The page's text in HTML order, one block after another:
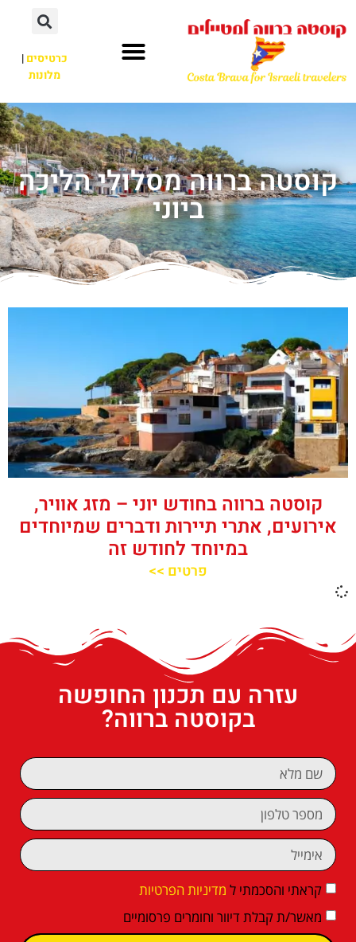
כרטיסים|
מלונות
קוסטה ברווה מסלולי הליכה
ביוני
קוסטה ברווה בחודש יוני – מזג אוויר,
אירועים, אתרי תיירות ודברים שמיוחדים
במיוחד לחודש זה
פרטים >>
עזרה עם תכנון החופשה
בקוסטה ברווה?
קראתי והסכמתי ל מדיניות הפרטיות
מאשר/ת קבלת דיוור וחומרים פרסומיים